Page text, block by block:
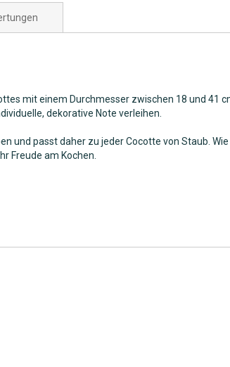
mit einem Durchmesser zwischen 18 und 41
dekorative Note verleihen.
und passt daher zu jeder Cocotte von Staub.
Freude am Kochen.